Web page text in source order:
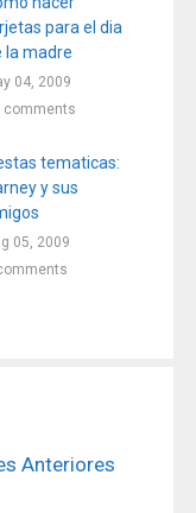
para el dia
la madre
04, 2009
comments
tematicas:
y sus
05, 2009
Anteriores